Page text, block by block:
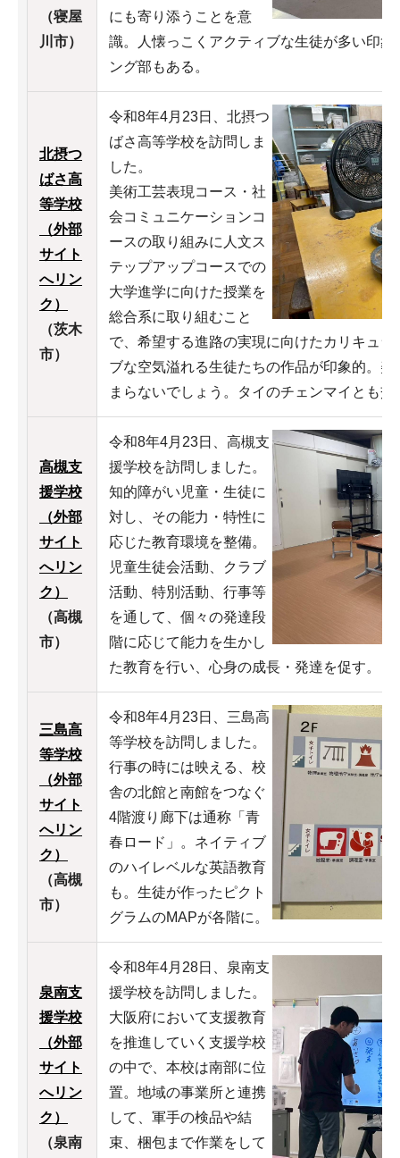
（寝屋
川市）
にも寄り添うことを意
識。人懐っこくアクティブな生徒が多い印
ング部もある。
北摂つ
ばさ高
等学校
（外部
サイト
へリン
ク）
（茨木
市）
令和8年4月23日、北摂つ
ばさ高等学校を訪問しま
した。
美術工芸表現コース・社
会コミュニケーションコ
ースの取り組みに人文ス
テップアップコースでの
大学進学に向けた授業を
総合系に取り組むこと
で、希望する進路の実現に向けたカリキュ
ブな空気溢れる生徒たちの作品が印象的。
まらないでしょう。タイのチェンマイとも交
高槻支
援学校
（外部
サイト
へリン
ク）
（高槻
市）
令和8年4月23日、高槻支
援学校を訪問しました。
知的障がい児童・生徒に
対し、その能力・特性に
応じた教育環境を整備。
児童生徒会活動、クラブ
活動、特別活動、行事等
を通して、個々の発達段
階に応じて能力を生かし
た教育を行い、心身の成長・発達を促す。
三島高
等学校
（外部
サイト
へリン
ク）
（高槻
市）
令和8年4月23日、三島高
等学校を訪問しました。
行事の時には映える、校
舎の北館と南館をつなぐ
4階渡り廊下は通称「青
春ロード」。ネイティブ
のハイレベルな英語教育
も。生徒が作ったピクト
グラムのMAPが各階に。
泉南支
援学校
（外部
サイト
へリン
ク）
（泉南
令和8年4月28日、泉南支
援学校を訪問しました。
大阪府において支援教育
を推進していく支援学校
の中で、本校は南部に位
置。地域の事業所と連携
して、軍手の検品や結
束、梱包まで作業をして